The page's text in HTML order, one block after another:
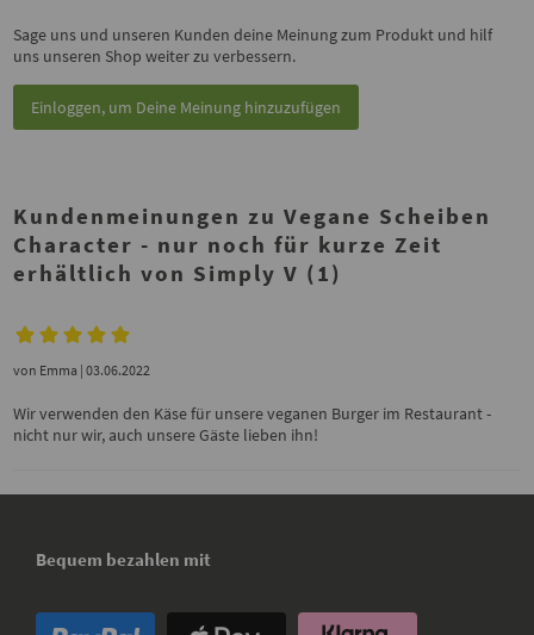
Sage uns und unseren Kunden deine Meinung zum Produkt und hilf
uns unseren Shop weiter zu verbessern.
Einloggen, um Deine Meinung hinzuzufügen
Kundenmeinungen zu Vegane Scheiben
Character - nur noch für kurze Zeit
erhältlich von Simply V (1)
von Emma | 03.06.2022
Wir verwenden den Käse für unsere veganen Burger im Restaurant -
nicht nur wir, auch unsere Gäste lieben ihn!
Bequem bezahlen mit